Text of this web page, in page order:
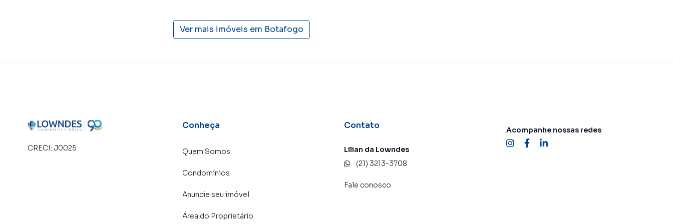
Ver mais imóveis em Botafogo
CRECI: J0025
Conheça
Quem Somos
Condomínios
Anuncie seu imóvel
Área do Proprietário
Contato
Lilian da Lowndes
(21) 3213-3708
Fale conosco
Acompanhe nossas redes